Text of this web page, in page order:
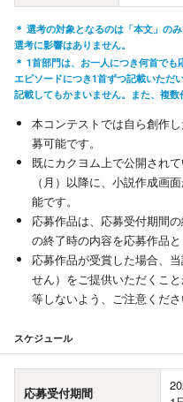
選考の対象となるのは「本文」の
選考に影響はありません。
1首部門は、お一人につき何首でも
エピソードにつき1首ずつ記載いただ
記載してもかまいません。また、複数
本コンテストでは自ら創作
募可能です。
既にカクヨム上で公開され
（月）以降に、小説作成画
能です。
応募作品は、応募受付期間
の終了時の内容を応募作品と
応募作品が受賞した場合、
せん）をご提供いただくこ
等しないよう、ご注意くださ
スケジュール
応募受付期間